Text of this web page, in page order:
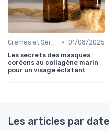
Crèmes et Sérums • 01/08/2025
Les secrets des masques
coréens au collagène marin
pour un visage éclatant
Les articles par date